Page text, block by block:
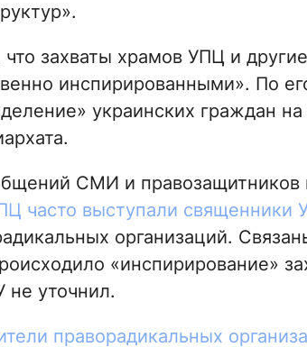
захваты храмов УПЦ и
инспирированными». По
украинских граждан
СМИ и правозащитников
часто выступали священники
организаций.
«инспирирование»
не уточнил.
праворадикальных